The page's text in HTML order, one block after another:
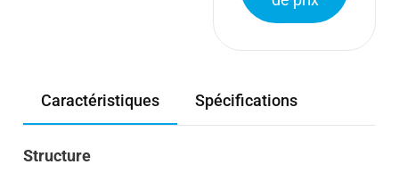
Caractéristiques Spécifications
Structure